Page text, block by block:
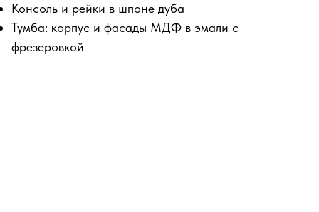
Консоль и рейки в шпоне дуба
Тумба: корпус и фасады МДФ в эмали с
фрезеровкой